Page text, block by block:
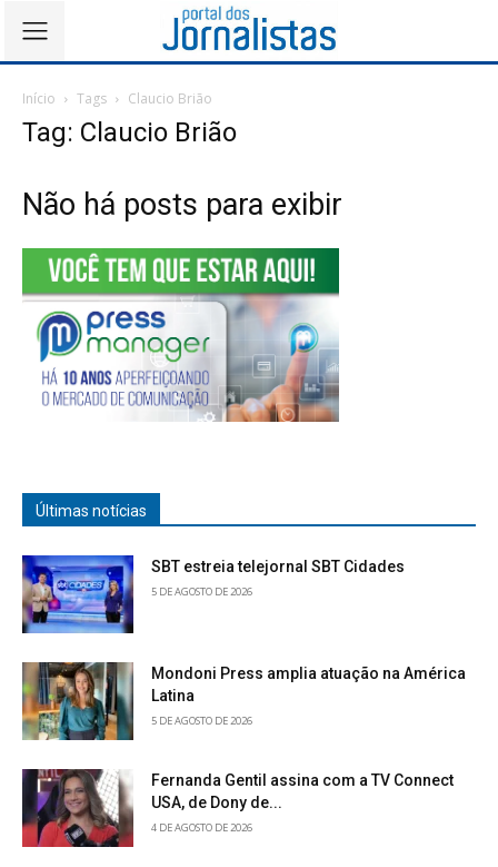
Início Tags Claucio Brião
Tag: Claucio Brião
Não há posts para exibir
Últimas notícias
SBT estreia telejornal SBT Cidades
5 DE AGOSTO DE 2026
Mondoni Press amplia atuação na América
Latina
5 DE AGOSTO DE 2026
Fernanda Gentil assina com a TV Connect
USA, de Dony de...
4 DE AGOSTO DE 2026